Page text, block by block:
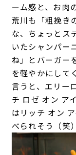
ーム感と、お肉
荒川も「粗挽き
な、ちょっとス
いたシャンパー
ね」とバーガー
を軽やかにして
言うと、エリー
チ ロゼ オン ア
はリッチ オン
べられそう（笑